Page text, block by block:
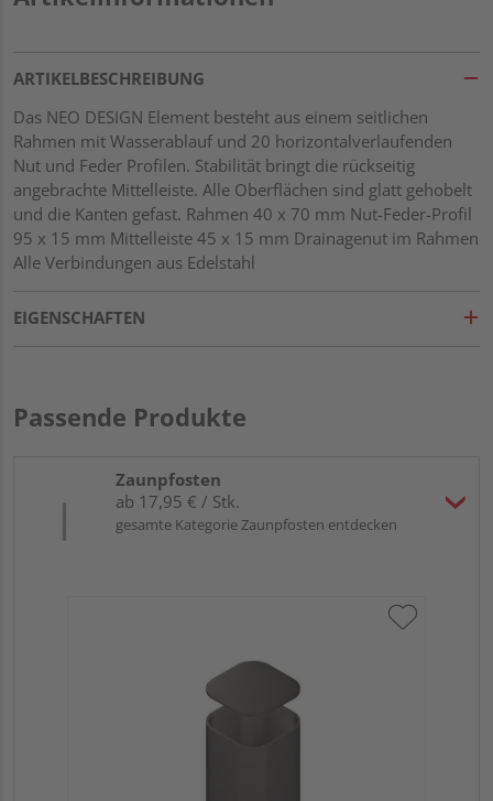
ARTIKELBESCHREIBUNG
Das NEO DESIGN Element besteht aus einem seitlichen
Rahmen mit Wasserablauf und 20 horizontalverlaufenden
Nut und Feder Profilen. Stabilität bringt die rückseitig
angebrachte Mittelleiste. Alle Oberflächen sind glatt gehobelt
und die Kanten gefast. Rahmen 40 x 70 mm Nut-Feder-Profil
95 x 15 mm Mittelleiste 45 x 15 mm Drainagenut im Rahmen
Alle Verbindungen aus Edelstahl
EIGENSCHAFTEN
Passende Produkte
Zaunpfosten
ab 17,95 € / Stk.
gesamte Kategorie Zaunpfosten entdecken